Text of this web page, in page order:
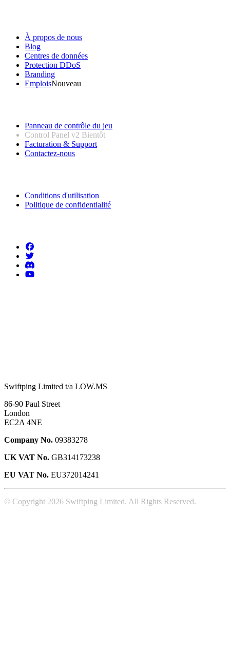
À propos de nous
Blog
Centres de données
Protection DDoS
Branding
EmploisNouveau
Panneau de contrôle du jeu
Control Panel v2 Bientôt
Facturation & Support
Contactez-nous
Conditions d'utilisation
Politique de confidentialité
Swiftping Limited t/a LOW.MS
86-90 Paul Street
London
EC2A 4NE
Company No. 09383278
UK VAT No. GB314173238
EU VAT No. EU372014241
© Copyright 2026 Swiftping Limited. All Rights Reserved.